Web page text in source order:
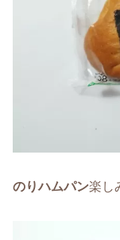
のりハムパン楽し